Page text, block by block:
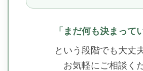
「まだ何も決まって
という段階でも大丈
お気軽にご相談く